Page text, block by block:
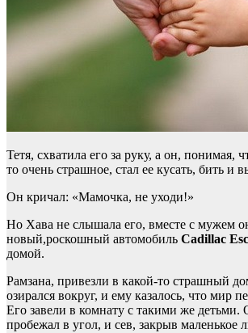
Тетя, схватила его за руку, а он, понимая,
то очень страшное, стал ее кусать, бить и
Он кричал: «Мамочка, не уходи!»
Но Хава не слышала его, вместе с мужем
новый,роскошный автомобиль Cadillac
домой.
Рамзана, привезли в какой-то страшный
озирался вокруг, и ему казалось, что мир
Его завели в комнату с такими же детьми.
пробежал в угол, и сев, закрыв маленькое